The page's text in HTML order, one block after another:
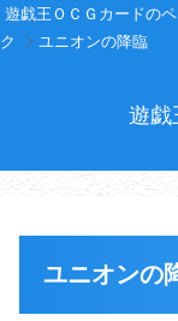
遊戯王ＯＣＧカードの
ク
ユニオンの降臨
遊戯
ユニオンの